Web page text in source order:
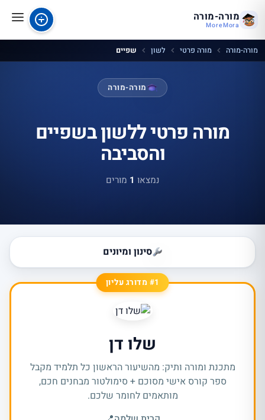
מורה-מורה
MoreMora
מורה-מורה מורה פרטי לשון שפיים
מורה-מורה
מורה פרטי ללשון בשפיים
והסביבה
נמצאו 1 מורים
סינון ומיונים
#1 מדורג עליון
שלו דן
מתכנת ומורה ותיק: מהשיעור הראשון כל תלמיד מקבל
ספר קורס אישי מסוכם + סימולטור מבחנים חכם,
מותאמים לחומר שלכם.